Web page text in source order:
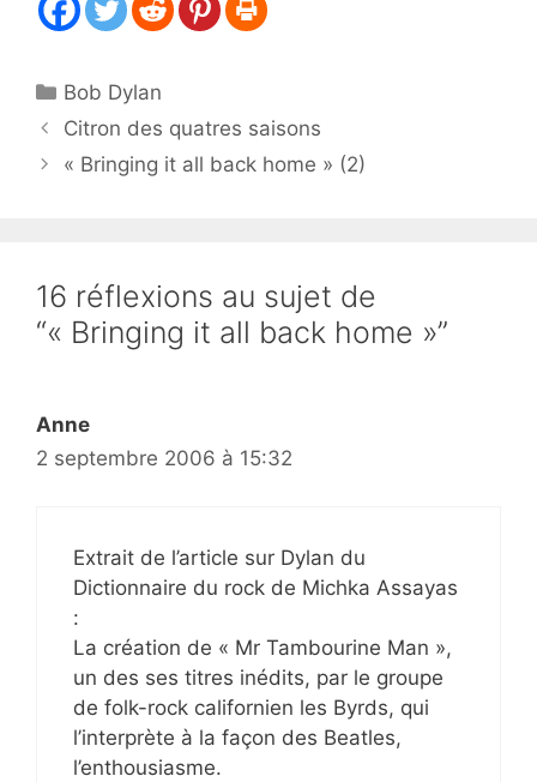
Catégories
Bob Dylan
Citron des quatres saisons
« Bringing it all back home » (2)
16 réflexions au sujet de
“« Bringing it all back home »”
Anne
2 septembre 2006 à 15:32
Extrait de l’article sur Dylan du
Dictionnaire du rock de Michka Assayas
:
La création de « Mr Tambourine Man »,
un des ses titres inédits, par le groupe
de folk-rock californien les Byrds, qui
l’interprète à la façon des Beatles,
l’enthousiasme.